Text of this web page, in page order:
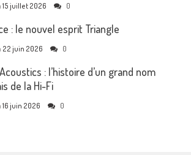
15 juillet 2026 0
: le nouvel esprit Triangle
22 juin 2026 0
: l’histoire d’un grand nom
de la Hi-Fi
16 juin 2026 0